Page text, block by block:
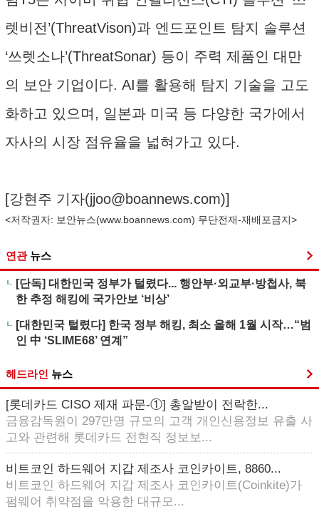
렛비전’(ThreatVison)과 엔드포인트 탐지 솔루션
‘쓰렛소나’(ThreatSonar) 등이 주력 제품인 대만
의 보안 기업이다. AI를 활용해 탐지 기술을 고도
화하고 있으며, 일본과 미국 등 다양한 국가에서
자사의 시장 점유율을 넓혀가고 있다.
[강현주 기자(jjoo@boannews.com)]
<저작권자: 보안뉴스(www.boannews.com) 무단전재-재배포금지>
연관 뉴스
[단독] 대한민국 정부가 털렸다... 행안부·외교부·방첩사, 북
한 추정 해킹에 국가안보 ‘비상’
[대한민국 털렸다] 한국 정부 해킹, 최소 올해 1월 시작…“범
인 中 ‘SLIME68’ 연계”
헤드라인 뉴스
[롯데카드 CISO 제재 파문-①] 총알받이 전락한...
금융감독원이 297만명 규모의 고객 개인신용정보 유출 사
고와 관련해 롯데카드 전현직 정보보...
비트코인 하드웨어 지갑 제조사 코인카이트, 8860...
비트코인 하드웨어 지갑 제조사 코인카이트(Coinkite)가
펌웨어 취약점을 악용한 대규모...